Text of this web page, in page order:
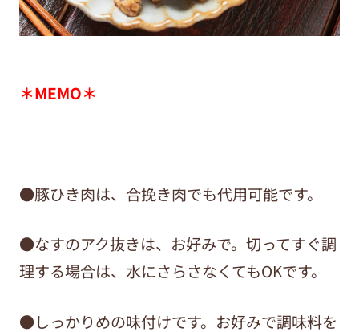
＊MEMO＊
●豚ひき肉は、合挽き肉でも代用可能です。
●なすのアク抜きは、お好みで。切ってすぐ調
理する場合は、水にさらさなくてもOKです。
●しっかりめの味付けです。お好みで調味料を